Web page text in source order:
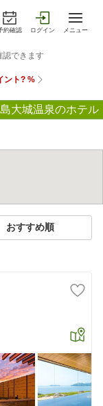
約確認 ログイン メニュー
大城温泉のホテル